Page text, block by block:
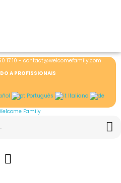
17 10 - contact@welcomefamily.com
A PROFISSIONAIS
Português
Italiano